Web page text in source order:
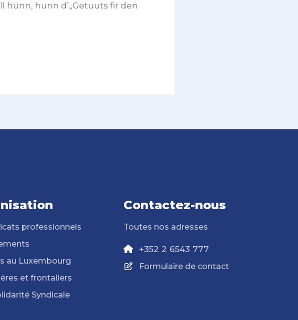
hunn, hunn d’„Getuuts fir den
professionnels
au Luxembourg
et frontaliers
Syndicale
Contactez-nous
Toutes nos adresses
+352 2 6543 777
Formulaire de contact